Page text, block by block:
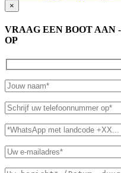
×
VRAAG EEN BOOT AAN
OP